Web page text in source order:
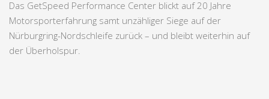
Das GetSpeed Performance Center blickt auf 20 Jahre
Motorsporterfahrung samt unzähliger Siege auf der
Nürburgring-Nordschleife zurück – und bleibt weiterhin auf
der Überholspur.